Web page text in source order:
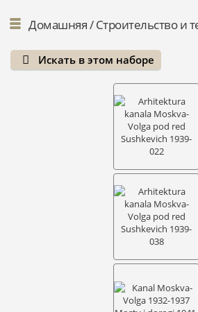
Домашняя/Строительство и
Искать в этом наборе